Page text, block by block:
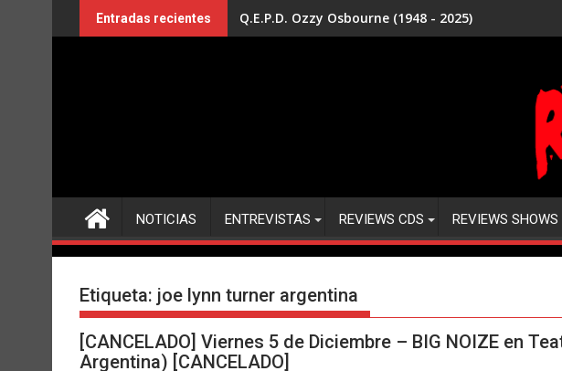
al
Entradas recientes Q.E.P.D. Ozzy Osbourne (1948 - 2025)
NOTICIAS ENTREVISTAS REVIEWS CDS REVIEWS SHOWS
Etiqueta: joe lynn turner argentina
[CANCELADO] Viernes 5 de Diciembre – BIG NOIZE en
Argentina) [CANCELADO]